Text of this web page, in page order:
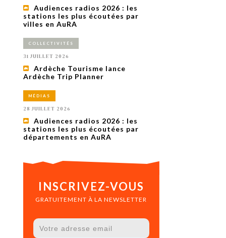
de
sur
1 AN
Audiences radios 2026 : les
stations les plus écoutées par
villes en AuRA
COLLECTIVITÉS
31 JUILLET 2026
Ardèche Tourisme lance
Ardèche Trip Planner
MÉDIAS
28 JUILLET 2026
Audiences radios 2026 : les
stations les plus écoutées par
départements en AuRA
INSCRIVEZ-VOUS
GRATUITEMENT À LA NEWSLETTER